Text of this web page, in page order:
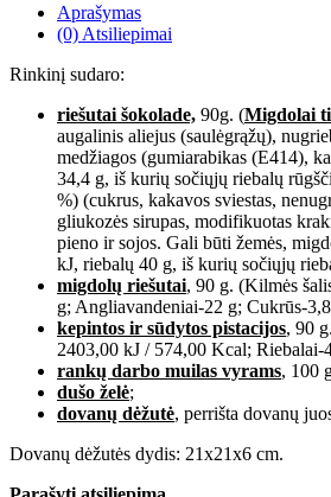
Aprašymas
(0) Atsiliepimai
Rinkinį sudaro:
riešutai šokolade, 90g. (Migdolai
augalinis aliejus (saulėgrąžų),
medžiagos (gumiarabikas (E414),
34,4 g, iš kurių sočiųjų riebalų
%) (cukrus, kakavos sviestas,
gliukozės sirupas, modifikuotas
pieno ir sojos. Gali būti žemės,
kJ, riebalų 40 g, iš kurių sočiųjų
migdolų riešutai, 90 g. (Kilmės
g; Angliavandeniai-22 g; Cukrūs-
kepintos ir sūdytos pistacijos, 90
2403,00 kJ / 574,00 Kcal;
rankų darbo muilas vyrams, 100
dušo želė;
dovanų dėžutė, perrišta dovanų
Dovanų dėžutės dydis: 21x21x6 cm.